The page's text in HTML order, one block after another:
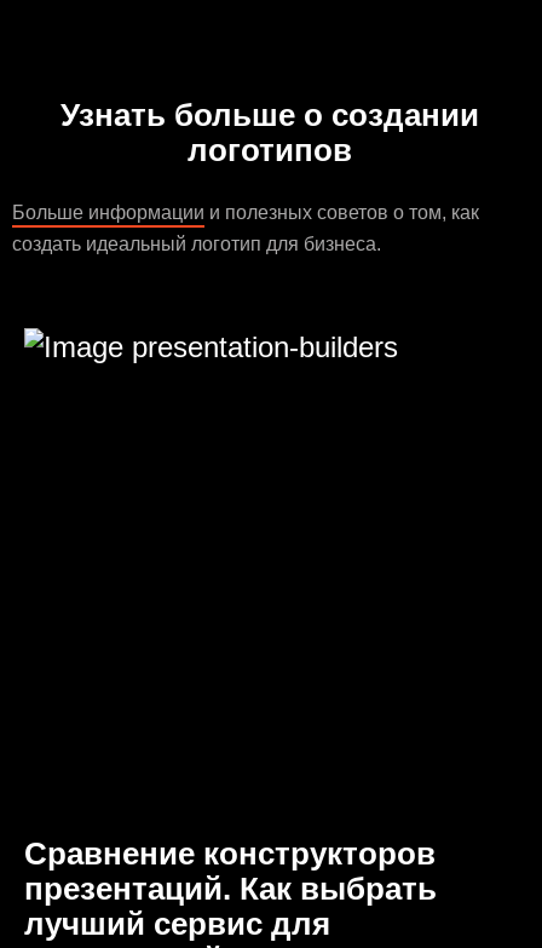
Узнать больше о создании
логотипов
Больше информации и полезных советов о том, как
создать идеальный логотип для бизнеса.
Сравнение конструкторов
презентаций. Как выбрать
лучший сервис для